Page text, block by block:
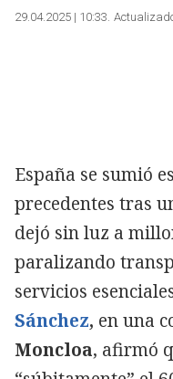
29.04.2025 | 10:33
España se sumió
precedentes tras
dejó sin luz a
paralizando
servicios
Sánchez, en una
Moncloa, afirmó